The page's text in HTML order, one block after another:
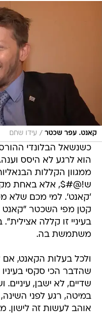
קאנט. עפר שכטר / עידו שחם
כשנשאל הבלונדי
הוא לרגע לא היסס
ממגוון הקללות
ש!@#$, אלא באחת
'קאנט'. למי מכם שלא
קטן מפי השכטר "קאנט
בעיניי זו קללה
משתמשת בה.
ולכל בעלות הקאנט,
שהדבר הכי סקסי בעיניו
שדיים, לא ישבן,
במיטה, רגע לפני
אוהב לעשות זה לישון.